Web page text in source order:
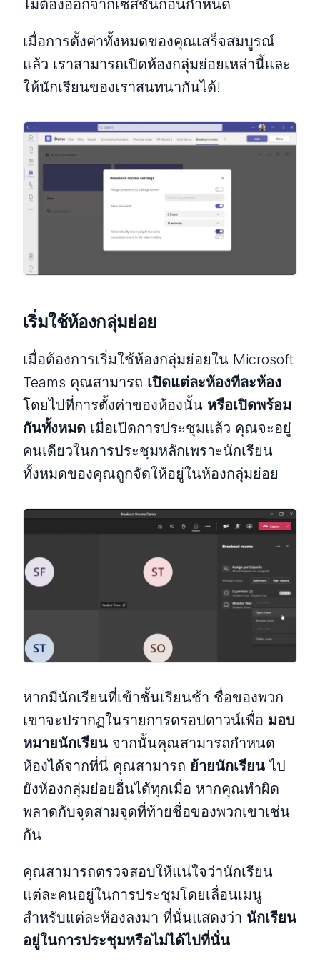
ไม่ต้องออกจากเซสชั่นก่อนกำหนด
เมื่อการตั้งค่าทั้งหมดของคุณเสร็จสมบูรณ์
แล้ว เราสามารถเปิดห้องกลุ่มย่อยเหล่านี้และ
ให้นักเรียนของเราสนทนากันได้!
เริ่มใช้ห้องกลุ่มย่อย
เมื่อต้องการเริ่มใช้ห้องกลุ่มย่อยใน Microsoft
Teams คุณสามารถ เปิดแต่ละห้องทีละห้อง
โดยไปที่การตั้งค่าของห้องนั้น หรือเปิดพร้อม
กันทั้งหมด เมื่อเปิดการประชุมแล้ว คุณจะอยู่
คนเดียวในการประชุมหลักเพราะนักเรียน
ทั้งหมดของคุณถูกจัดให้อยู่ในห้องกลุ่มย่อย
หากมีนักเรียนที่เข้าชั้นเรียนช้า ชื่อของพวก
เขาจะปรากฏในรายการดรอปดาวน์เพื่อ มอบ
หมายนักเรียน จากนั้นคุณสามารถกำหนด
ห้องได้จากที่นี่ คุณสามารถ ย้ายนักเรียน ไป
ยังห้องกลุ่มย่อยอื่นได้ทุกเมื่อ หากคุณทำผิด
พลาดกับจุดสามจุดที่ท้ายชื่อของพวกเขาเช่น
กัน
คุณสามารถตรวจสอบให้แน่ใจว่านักเรียน
แต่ละคนอยู่ในการประชุมโดยเลื่อนเมนู
สำหรับแต่ละห้องลงมา ที่นั่นแสดงว่า นักเรียน
อยู่ในการประชุมหรือไม่ได้ไปที่นั่น